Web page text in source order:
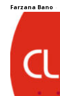
Farzana Bano -